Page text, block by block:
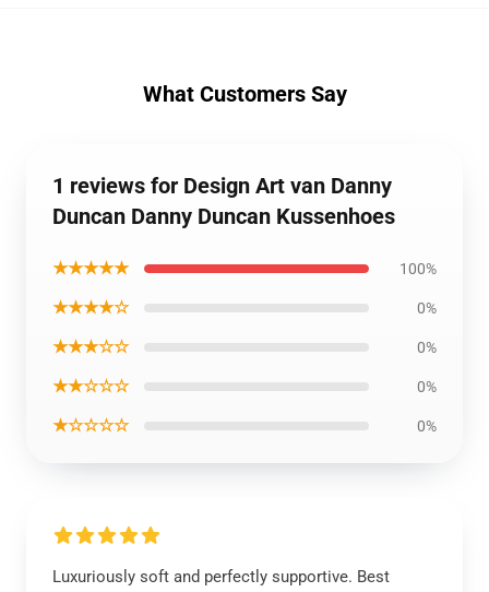
What Customers Say
1 reviews for Design Art van Danny
Duncan Danny Duncan Kussenhoes
★★★★★ 100%
★★★★☆ 0%
★★★☆☆ 0%
★★☆☆☆ 0%
★☆☆☆☆ 0%
Luxuriously soft and perfectly supportive. Best